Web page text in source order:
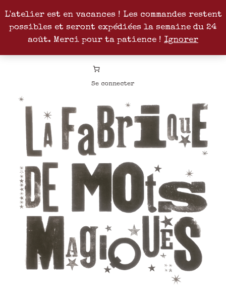
L'atelier est en vacances ! Les commandes restent
possibles et seront expédiées la semaine du 24
août. Merci pour ta patience ! Ignorer
InstagramPinterest Patreon
Se connecter